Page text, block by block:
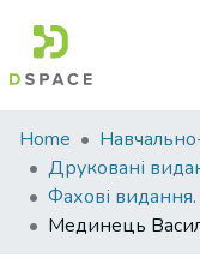
Communities
&
Collections
All of DSpace
Home